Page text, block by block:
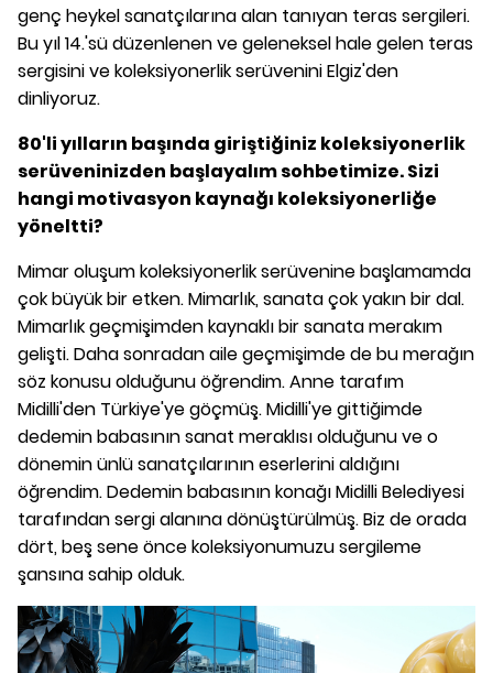
genç heykel sanatçılarına alan tanıyan teras sergileri.
Bu yıl 14.'sü düzenlenen ve geleneksel hale gelen teras
sergisini ve koleksiyonerlik serüvenini Elgiz'den
dinliyoruz.
80'li yılların başında giriştiğiniz koleksiyonerlik
serüveninizden başlayalım sohbetimize. Sizi
hangi motivasyon kaynağı koleksiyonerliğe
yöneltti?
Mimar oluşum koleksiyonerlik serüvenine başlamamda
çok büyük bir etken. Mimarlık, sanata çok yakın bir dal.
Mimarlık geçmişimden kaynaklı bir sanata merakım
gelişti. Daha sonradan aile geçmişimde de bu merağın
söz konusu olduğunu öğrendim. Anne tarafım
Midilli'den Türkiye'ye göçmüş. Midilli'ye gittiğimde
dedemin babasının sanat meraklısı olduğunu ve o
dönemin ünlü sanatçılarının eserlerini aldığını
öğrendim. Dedemin babasının konağı Midilli Belediyesi
tarafından sergi alanına dönüştürülmüş. Biz de orada
dört, beş sene önce koleksiyonumuzu sergileme
şansına sahip olduk.